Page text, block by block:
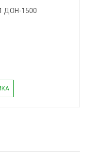
ДОН-1500